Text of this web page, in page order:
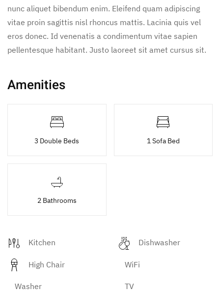
nunc aliquet bibendum enim. Eleifend quam adipiscing
vitae proin sagittis nisl rhoncus mattis. Lacinia quis vel
eros donec. Id venenatis a condimentum vitae sapien
pellentesque habitant. Justo laoreet sit amet cursus sit.
Amenities
3 Double Beds 1 Sofa Bed
2 Bathrooms
Kitchen Dishwasher
High Chair WiFi
Washer TV